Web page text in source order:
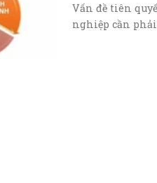
Vấn đề tiên
nghiệp cần